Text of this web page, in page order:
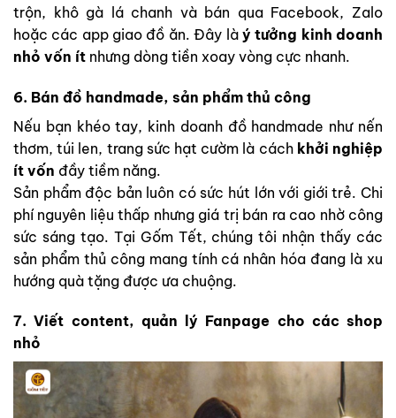
trộn, khô gà lá chanh và bán qua Facebook, Zalo
hoặc các app giao đồ ăn. Đây là ý tưởng kinh doanh
nhỏ vốn ít nhưng dòng tiền xoay vòng cực nhanh.
6. Bán đồ handmade, sản phẩm thủ công
Nếu bạn khéo tay, kinh doanh đồ handmade như nến
thơm, túi len, trang sức hạt cườm là cách khởi nghiệp
ít vốn đầy tiềm năng.
Sản phẩm độc bản luôn có sức hút lớn với giới trẻ. Chi
phí nguyên liệu thấp nhưng giá trị bán ra cao nhờ công
sức sáng tạo. Tại Gốm Tết, chúng tôi nhận thấy các
sản phẩm thủ công mang tính cá nhân hóa đang là xu
hướng quà tặng được ưa chuộng.
7. Viết content, quản lý Fanpage cho các shop
nhỏ